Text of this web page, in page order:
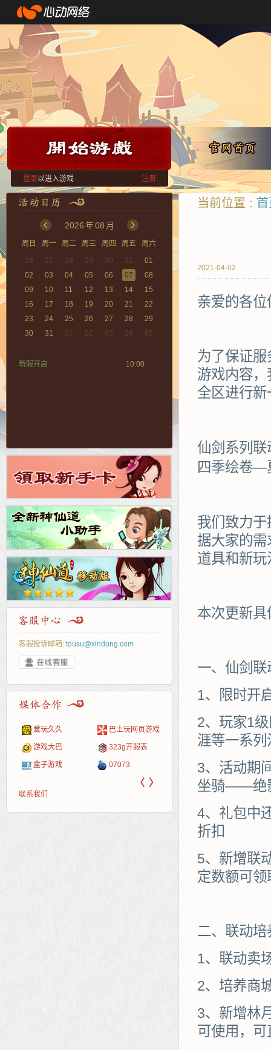
登录以进入游戏 注册
2026年08 月
周日 周一 周二 周三 周四 周五
周六
26
27 28 29 30 31
01
02
03 04 05 06 07
08
09
10 11 12 13 14
15
16
17 18 19 20 21
22
23
24 25 26 27 28
29
30
31 01 02 03 04 05
新服开启 10:00
客服投诉邮箱: tousu@xindong.com
爱玩久久 巴士玩网页游戏
游戏大巴 323g开服表
盒子游戏 07073
页游网
腾讯游戏 新浪
新浪页游 网易
多玩
pcgame 中华网
Cwan
游一游
游侠网页游戏 40407
5617网游网 一游网
开服网
斗蟹网页游戏 游戏
4q5q游戏
〈 〉
联系我们
当前位置 :
2021-04-02
亲爱的各位
为了保证
游戏内容
全区进行
仙剑系列
四季绘卷—
我们致力
据大家的
道具和新
本次更新
一、仙剑
1、限时开
2、玩家1
涯等一系
3、活动期
坐骑——绝
4、礼包中
折扣
5、新增联
定数额可领
二、联动培
1、联动卖
2、培养商
3、新增林
可使用，